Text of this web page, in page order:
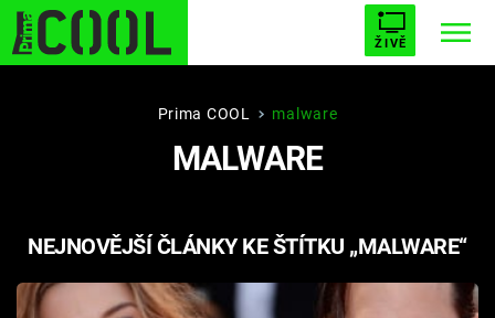
ŽIVĚ
STARHOUSE BUFFY, PŘEMOŽITELKA UPÍRŮ
PLNEJ KOTEL AVENGERS 5
Témata
Prima COOL malware
MALWARE
NEJNOVĚJŠÍ ČLÁNKY KE ŠTÍTKU „MALWARE“